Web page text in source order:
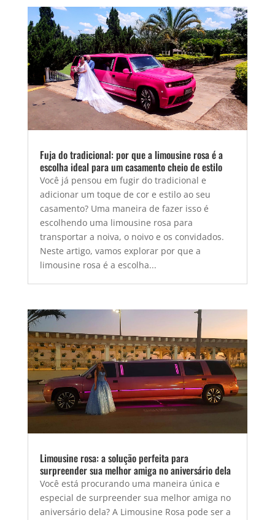
Fuja do tradicional: por que a limousine rosa é a
escolha ideal para um casamento cheio de estilo
Você já pensou em fugir do tradicional e
adicionar um toque de cor e estilo ao seu
casamento? Uma maneira de fazer isso é
escolhendo uma limousine rosa para
transportar a noiva, o noivo e os convidados.
Neste artigo, vamos explorar por que a
limousine rosa é a escolha...
Limousine rosa: a solução perfeita para
surpreender sua melhor amiga no aniversário dela
Você está procurando uma maneira única e
especial de surpreender sua melhor amiga no
aniversário dela? A Limousine Rosa pode ser a